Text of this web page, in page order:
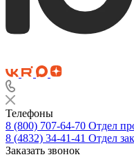
Телефоны
8 (800) 707-64-70 Отдел
8 (4832) 34-41-41 Отдел
Заказать звонок